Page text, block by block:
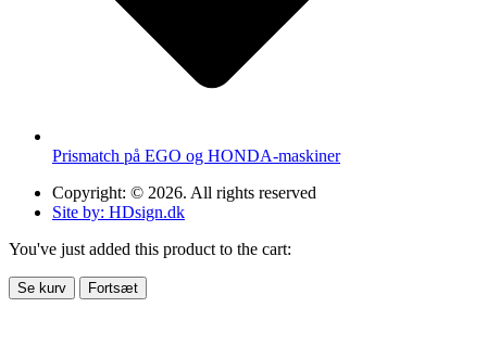
Prismatch på EGO og HONDA-maskiner
Copyright: © 2026. All rights reserved
Site by: HDsign.dk
You've just added this product to the cart:
Se kurv Fortsæt